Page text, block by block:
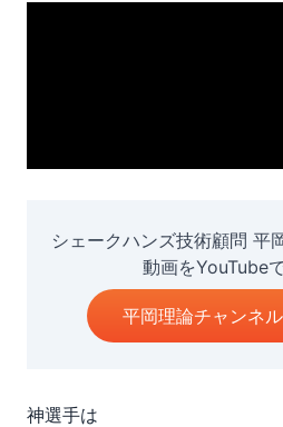
シェークハンズ技術顧問 平
動画をYouTube
平岡理論チャンネ
神選手は